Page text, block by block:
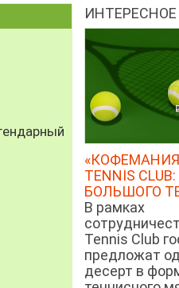
ИНТЕРЕСНОЕ
TENNIS
БОЛЬШОГО
В рамках
Tennis Club
предложат
десерт в